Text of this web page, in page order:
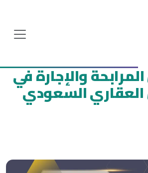
والإجارة في
العقاري السعودي